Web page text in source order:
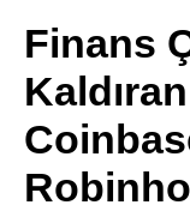
Finans